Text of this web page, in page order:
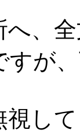
へ、
すが
視し